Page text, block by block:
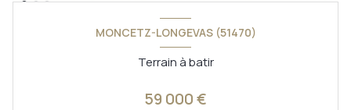
MONCETZ-LONGEVAS (51470)
Terrain à batir
59 000 €